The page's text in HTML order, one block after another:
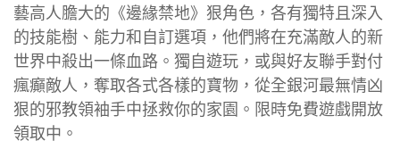
藝高人膽大的《邊緣禁地》狠角色，各有獨特且深入
的技能樹、能力和自訂選項，他們將在充滿敵人的新
世界中殺出一條血路。獨自遊玩，或與好友聯手對付
瘋癲敵人，奪取各式各樣的寶物，從全銀河最無情凶
狠的邪教領袖手中拯救你的家園。限時免費遊戲開放
領取中。